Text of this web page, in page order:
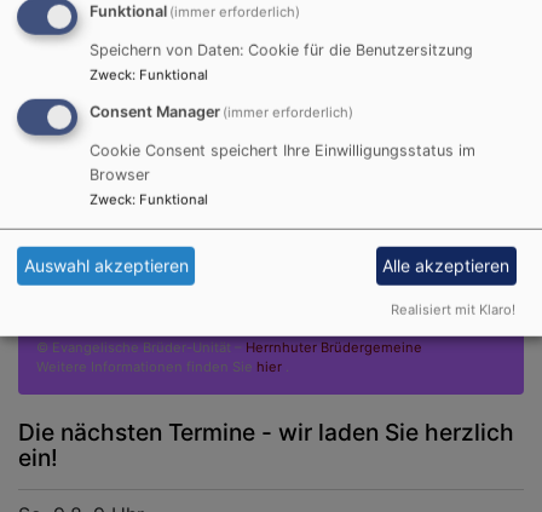
Tageslosung
Du machst fröhlich, was da lebet im Osten wie im
Westen.
Psalm 65,9
Der Kerkermeister freute sich mit seinem ganzen
Hause, dass er zum Glauben an Gott gekommen
war.
© Evangelische Brüder-Unität – Herrnhuter Brüdergemeine
Weitere Informationen finden Sie hier .
Die nächsten Termine - wir laden Sie herzlich
ein!
Funktional (immer erforderlich)
Speichern von Daten: Cookie für die Benutzersitzung
Zweck: Funktional
Consent Manager (immer erforderlich)
Cookie Consent speichert Ihre Einwilligungsstatus im
Browser
Zweck: Funktional
Auswahl akzeptieren Alle akzeptieren
Realisiert mit Klaro!